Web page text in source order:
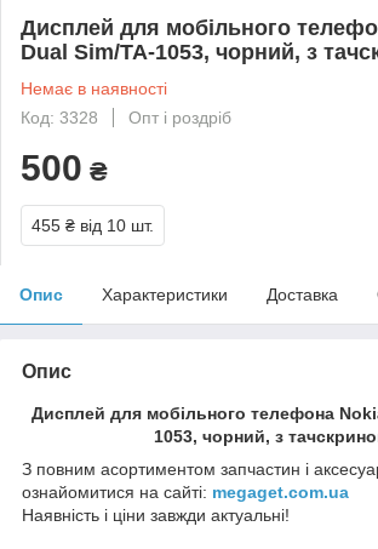
Дисплей для мобільного
Dual Sim/TA-1053, чорний, з
Немає в наявності
Код: 3328
Опт і роздріб
500 ₴
455 ₴ від 10 шт.
Опис Характеристики Доставка
Опис
Дисплей для мобільного телефона
1053, чорний, з
З повним асортиментом запчастин і
ознайомитися на сайті: megaget.com.ua
Наявність і ціни завжди актуальні!